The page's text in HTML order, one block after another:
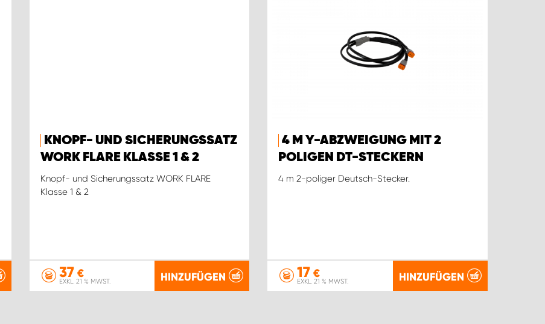
KNOPF- UND SICHERUNGSSATZ
WORK FLARE KLASSE 1 & 2
Knopf- und Sicherungssatz WORK FLARE
Klasse 1 & 2
37€
EXKL. 21 % MWST. HINZUFÜGEN
4 M Y-ABZWEIGUNG MIT 2
POLIGEN DT-STECKERN
4 m 2-poliger Deutsch-Stecker.
17 €
EXKL. 21 % MWST. HINZUFÜGEN